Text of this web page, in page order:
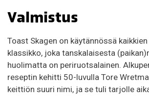
Valmistus
Toast Skagen on käytännössä
klassikko, joka tanskalaisesta
huolimatta on periruotsalainen.
reseptin kehitti 50-luvulla Tore
keittiön suuri nimi, ja se tuli tarjolle